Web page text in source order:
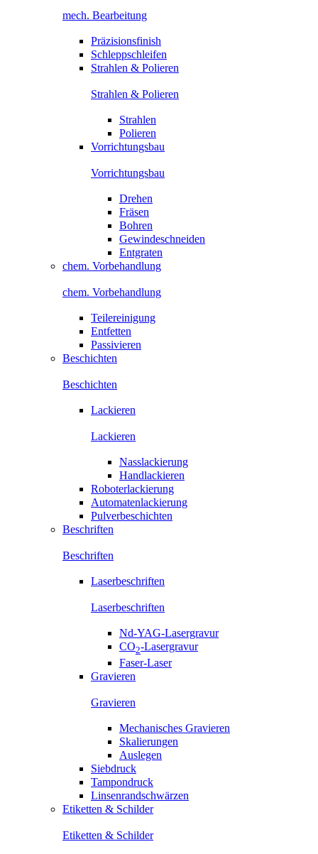
mech. Bearbeitung
Präzisionsfinish
Schleppschleifen
Strahlen & Polieren
Strahlen & Polieren
Strahlen
Polieren
Vorrichtungsbau
Vorrichtungsbau
Drehen
Fräsen
Bohren
Gewindeschneiden
Entgraten
chem. Vorbehandlung
chem. Vorbehandlung
Teilereinigung
Entfetten
Passivieren
Beschichten
Beschichten
Lackieren
Lackieren
Nasslackierung
Handlackieren
Roboterlackierung
Automatenlackierung
Pulverbeschichten
Beschriften
Beschriften
Laserbeschriften
Laserbeschriften
Nd-YAG-Lasergravur
CO2-Lasergravur
Faser-Laser
Gravieren
Gravieren
Mechanisches Gravieren
Skalierungen
Auslegen
Siebdruck
Tampondruck
Linsenrandschwärzen
Etiketten & Schilder
Etiketten & Schilder